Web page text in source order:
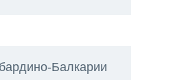
Балкарии